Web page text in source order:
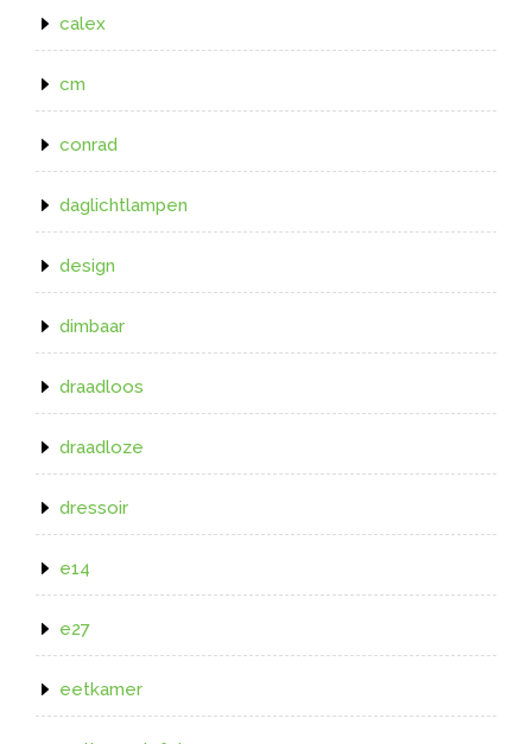
calex
cm
conrad
daglichtlampen
design
dimbaar
draadloos
draadloze
dressoir
e14
e27
eetkamer